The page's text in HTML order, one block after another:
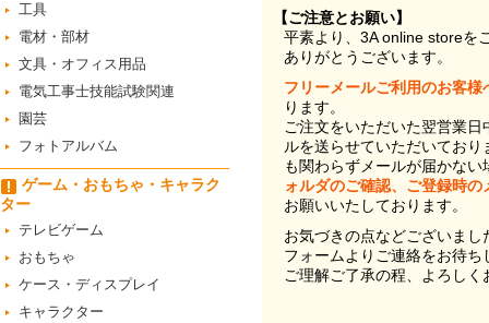
工具
電材・部材
文具・オフィス用品
電気工事士技能試験関連
園芸
フォトアルバム
ゲーム・おもちゃ・キャラク
ター
テレビゲーム
おもちゃ
ケース・ディスプレイ
キャラクター
【ご注意とお願い】
平素より、3A online storeを
ありがとうございます。
フリーメールご利用のお客様
ります。
ご注文をいただいた翌営業
ルを送らせていただいてお
も関わらずメールが届かない
ォルダのご確認、ご登録時
お願いいたしております。
お気づきの点などございま
フォームよりご連絡をお待ち
ご理解ご了承の程、よろし